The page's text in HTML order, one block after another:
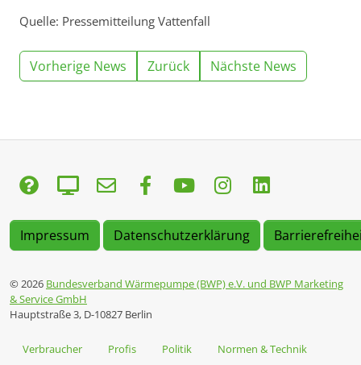
Quelle: Pressemitteilung Vattenfall
Vorherige News Zurück Nächste News
Impressum Datenschutzerklärung
© 2026 Bundesverband Wärmepumpe (BWP) e.V. und BWP Marketing
& Service GmbH
Hauptstraße 3, D-10827 Berlin
Verbraucher Profis Politik Normen & Technik